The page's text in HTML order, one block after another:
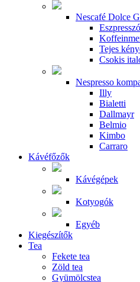
Nescafé Dolce
Tejes
Csokis
Nespresso
Illy
Bialetti
Dallmayr
Belmio
Kimbo
Carraro
Kávéfőzők
Kávégépek
Kotyogók
Egyéb
Kiegészítők
Tea
Fekete tea
Zöld tea
Gyümölcstea